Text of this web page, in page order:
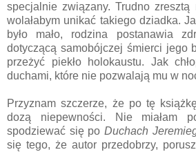
specjalnie związany. Trudno
wolałabym unikać takiego dziadka.
było mało, rodzina postanawia
dotyczącą samobójczej śmierci jego
przeżyć piekło holokaustu. Jak
duchami, które nie pozwalają mu w
Przyznam szczerze, że po tę
dozą niepewności. Nie miałam
spodziewać się po Duchach
się tego, że autor przedobrzy,